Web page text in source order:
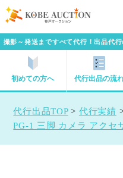
撮影～発送まですべて代行！出品代
初めての方へ 代行出品の流
代行出品TOP> 代行実績
PG-1 三脚 カメラ アクセ